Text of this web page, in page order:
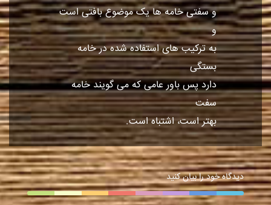
و سفتی خامه ها یک موضوع بافتی است
و
به ترکیب های استفاده شده در خامه
بستگی
دارد پس باور عامی که می گویند خامه
سفت
بهتر است، اشتباه است.
دیدگاه خود را بیان کنید